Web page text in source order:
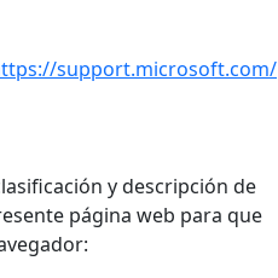
support.microsoft.com/
y descripción de
página web para que